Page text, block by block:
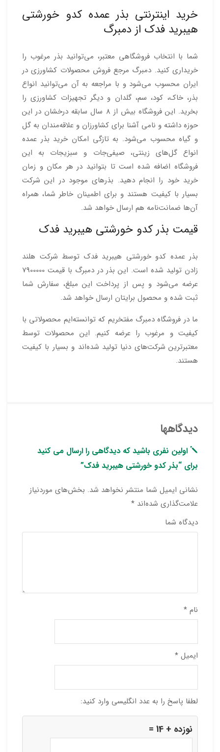
خرید اینترنتی بذر عمده کدو خورشتی
هیبرید فدک از دمبرگ
شما با انتخاب فروشگاهی معتبر، می‌توانید بذر مرغوب را
خریداری کنید. دمبرگ مرجع فروش محصولات کشاورزی در
ایران محسوب می‌شود و با مراجعه به آن می‌توانید انواع
بذر، خاک، کود، سم، گلدان و دیگر تجهیزات کشاورزی را
بخرید. این فروشگاه بیش از 8 سال سابقه درخشان در این
حوزه داشته و نامی آشنا برای کشاورزان و علاقه‌مندان به گل
و گیاه محسوب می‌شود. به تازگی امکان خرید بذر عمده
انواع گل‌های زینتی، صیفی‌جات و سبزیجات به این
فروشگاه اضافه شده است تا بتوانید در هر مکان و زمان
خرید خود را انجام دهید. بذرهای موجود در این شرکت
بسیار با کیفیت هستند و برای اطمینان خاطر شما، همراه
آن‌ها ضمانت‌نامه هم ارسال خواهد شد.
قیمت بذر کدو خورشتی هیبرید فدک
بذر عمده کدو خورشتی هیبرید فدک توسط شرکت هلند
زادن تولید شده است. این بذر در دمبرگ با قیمت 7900000
عرضه می‌شود و پس از پرداخت این مبلغ، سفارش شما
ثبت شده و محصول برایتان ارسال خواهد شد.
ما در فروشگاه دمبرگ مفتخریم که توانسته‌ایم محصولاتی با
کیفیت و مرغوب را عرضه کنیم. این محصولات توسط
معتبرترین شرکت‌های دنیا تولید شده‌اند و بسیار با کیفیت
هستند.
دیدگاهها
اولین نفری باشید که دیدگاهی را ارسال می کنید
برای “بذر کدو خورشتی هیبرید فدک”
نشانی ایمیل شما منتشر نخواهد شد. بخش‌های موردنیاز
علامت‌گذاری شده‌اند *
دیدگاه شما
نام *
ایمیل *
لطفا پاسخ را به عدد انگلیسی وارد کنید:
نوزده + 14 =